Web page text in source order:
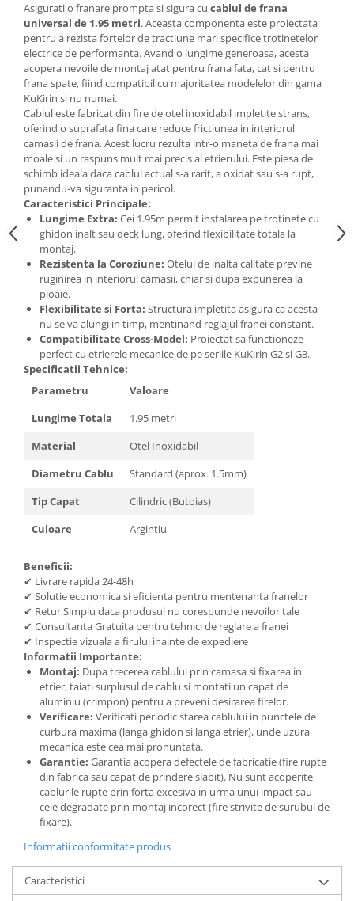
Cauciucuri bicicleta
Anvelope și Camere Utilaje
https://www.doctortrotineta.ro/plata-
tbi?
forceOriginalForEdit=1&preview=00681
Asigurati o franare prompta si sigura cu cablul de frana
universal de 1.95 metri. Aceasta componenta este proiectata
pentru a rezista fortelor de tractiune mari specifice trotinetelor
electrice de performanta. Avand o lungime generoasa, acesta
acopera nevoile de montaj atat pentru frana fata, cat si pentru
frana spate, fiind compatibil cu majoritatea modelelor din gama
KuKirin si nu numai.
Cablul este fabricat din fire de otel inoxidabil impletite strans,
oferind o suprafata fina care reduce frictiunea in interiorul
camasii de frana. Acest lucru rezulta intr-o maneta de frana mai
moale si un raspuns mult mai precis al etrierului. Este piesa de
schimb ideala daca cablul actual s-a rarit, a oxidat sau s-a rupt,
punandu-va siguranta in pericol.
Caracteristici Principale:
Lungime Extra: Cei 1.95m permit instalarea pe trotinete cu
ghidon inalt sau deck lung, oferind flexibilitate totala la
montaj.
Rezistenta la Coroziune: Otelul de inalta calitate previne
ruginirea in interiorul camasii, chiar si dupa expunerea la
ploaie.
Flexibilitate si Forta: Structura impletita asigura ca acesta
nu se va alungi in timp, mentinand reglajul franei constant.
Compatibilitate Cross-Model: Proiectat sa functioneze
perfect cu etrierele mecanice de pe seriile KuKirin G2 si G3.
Specificatii Tehnice:
Parametru
Valoare
Lungime Totala
1.95 metri
Material
Otel Inoxidabil
Diametru Cablu
Standard (aprox. 1.5mm)
Tip Capat
Cilindric (Butoias)
Culoare
Argintiu
Beneficii:
✔ Livrare rapida 24-48h
✔ Solutie economica si eficienta pentru mentenanta franelor
✔ Retur Simplu daca produsul nu corespunde nevoilor tale
✔ Consultanta Gratuita pentru tehnici de reglare a franei
✔ Inspectie vizuala a firului inainte de expediere
Informatii Importante:
Montaj: Dupa trecerea cablului prin camasa si fixarea in
etrier, taiati surplusul de cablu si montati un capat de
aluminiu (crimpon) pentru a preveni desirarea firelor.
Verificare: Verificati periodic starea cablului in punctele de
curbura maxima (langa ghidon si langa etrier), unde uzura
mecanica este cea mai pronuntata.
Garantie: Garantia acopera defectele de fabricatie (fire rupte
din fabrica sau capat de prindere slabit). Nu sunt acoperite
cablurile rupte prin forta excesiva in urma unui impact sau
cele degradate prin montaj incorect (fire strivite de surubul de
fixare).
Informatii conformitate produs
Caracteristici